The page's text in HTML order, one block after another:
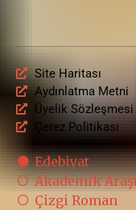
Site Haritası
Aydınlatma Metni
Üyelik Sözleşmesi
Çerez Politikası
Edebiyat
Akademik
Çizgi Roman